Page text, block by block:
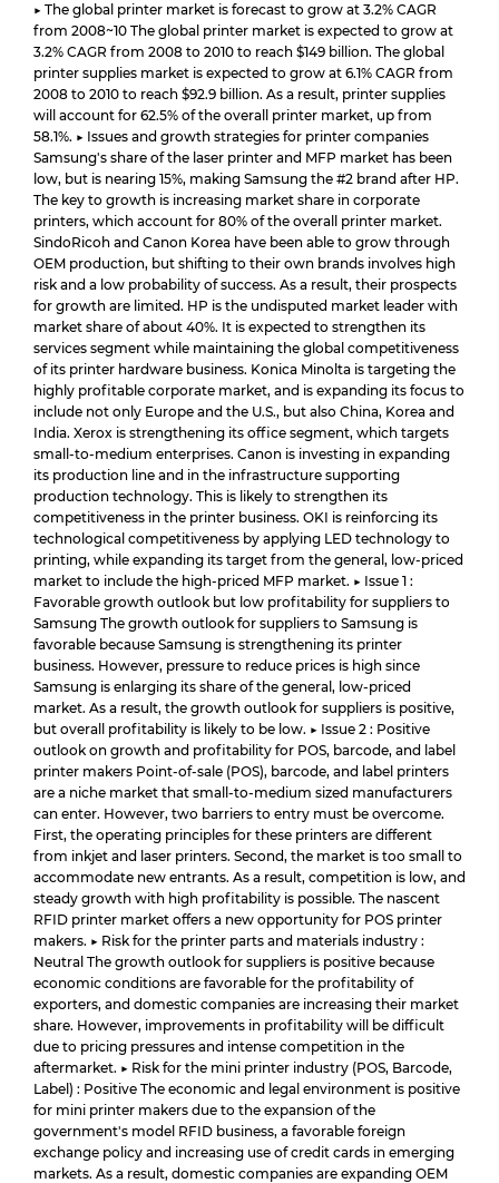
▶ The global printer market is forecast to grow at 3.2% CAGR
from 2008~10 The global printer market is expected to grow at
3.2% CAGR from 2008 to 2010 to reach $149 billion. The global
printer supplies market is expected to grow at 6.1% CAGR from
2008 to 2010 to reach $92.9 billion. As a result, printer supplies
will account for 62.5% of the overall printer market, up from
58.1%. ▶ Issues and growth strategies for printer companies
Samsung's share of the laser printer and MFP market has been
low, but is nearing 15%, making Samsung the #2 brand after HP.
The key to growth is increasing market share in corporate
printers, which account for 80% of the overall printer market.
SindoRicoh and Canon Korea have been able to grow through
OEM production, but shifting to their own brands involves high
risk and a low probability of success. As a result, their prospects
for growth are limited. HP is the undisputed market leader with
market share of about 40%. It is expected to strengthen its
services segment while maintaining the global competitiveness
of its printer hardware business. Konica Minolta is targeting the
highly profitable corporate market, and is expanding its focus to
include not only Europe and the U.S., but also China, Korea and
India. Xerox is strengthening its office segment, which targets
small-to-medium enterprises. Canon is investing in expanding
its production line and in the infrastructure supporting
production technology. This is likely to strengthen its
competitiveness in the printer business. OKI is reinforcing its
technological competitiveness by applying LED technology to
printing, while expanding its target from the general, low-priced
market to include the high-priced MFP market. ▶ Issue 1 :
Favorable growth outlook but low profitability for suppliers to
Samsung The growth outlook for suppliers to Samsung is
favorable because Samsung is strengthening its printer
business. However, pressure to reduce prices is high since
Samsung is enlarging its share of the general, low-priced
market. As a result, the growth outlook for suppliers is positive,
but overall profitability is likely to be low. ▶ Issue 2 : Positive
outlook on growth and profitability for POS, barcode, and label
printer makers Point-of-sale (POS), barcode, and label printers
are a niche market that small-to-medium sized manufacturers
can enter. However, two barriers to entry must be overcome.
First, the operating principles for these printers are different
from inkjet and laser printers. Second, the market is too small to
accommodate new entrants. As a result, competition is low, and
steady growth with high profitability is possible. The nascent
RFID printer market offers a new opportunity for POS printer
makers. ▶ Risk for the printer parts and materials industry :
Neutral The growth outlook for suppliers is positive because
economic conditions are favorable for the profitability of
exporters, and domestic companies are increasing their market
share. However, improvements in profitability will be difficult
due to pricing pressures and intense competition in the
aftermarket. ▶ Risk for the mini printer industry (POS, Barcode,
Label) : Positive The economic and legal environment is positive
for mini printer makers due to the expansion of the
government's model RFID business, a favorable foreign
exchange policy and increasing use of credit cards in emerging
markets. As a result, domestic companies are expanding OEM